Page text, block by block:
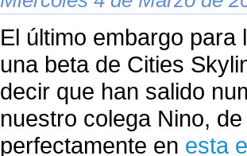
El último embargo
una beta de Cities
decir que han salido
nuestro colega Nino,
perfectamente en esta